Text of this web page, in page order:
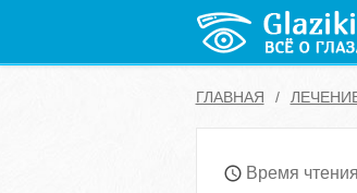
ГЛАВНАЯ
Время